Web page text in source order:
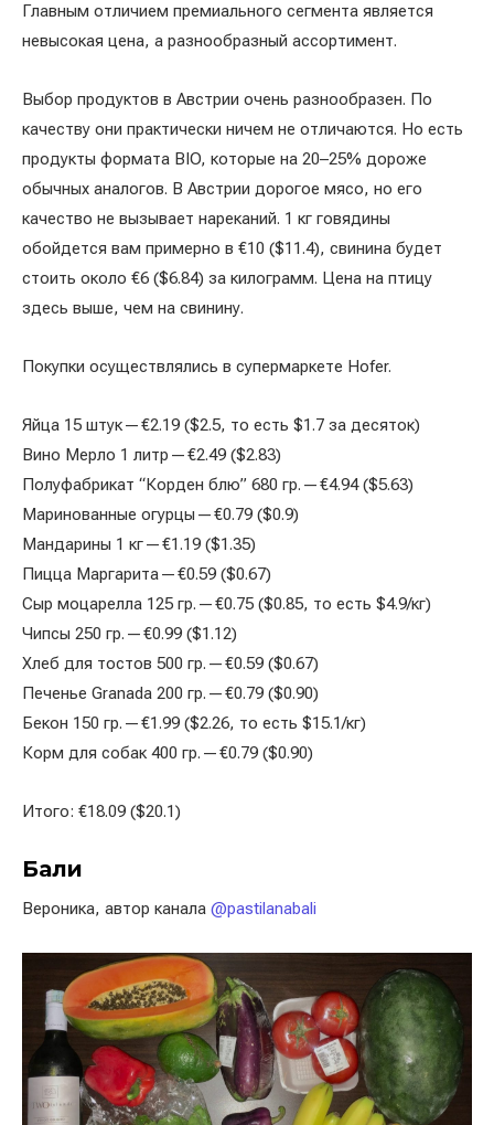
Главным отличием премиального сегмента является
невысокая цена, а разнообразный ассортимент.
Выбор продуктов в Австрии очень разнообразен. По
качеству они практически ничем не отличаются. Но есть
продукты формата BIO, которые на 20–25% дороже
обычных аналогов. В Австрии дорогое мясо, но его
качество не вызывает нареканий. 1 кг говядины
обойдется вам примерно в €10 ($11.4), свинина будет
стоить около €6 ($6.84) за килограмм. Цена на птицу
здесь выше, чем на свинину.
Покупки осуществлялись в супермаркете Hofer.
Яйца 15 штук — €2.19 ($2.5, то есть $1.7 за десяток)
Вино Мерло 1 литр — €2.49 ($2.83)
Полуфабрикат “Корден блю” 680 гр. — €4.94 ($5.63)
Маринованные огурцы — €0.79 ($0.9)
Мандарины 1 кг — €1.19 ($1.35)
Пицца Маргарита — €0.59 ($0.67)
Сыр моцарелла 125 гр. — €0.75 ($0.85, то есть $4.9/кг)
Чипсы 250 гр. — €0.99 ($1.12)
Хлеб для тостов 500 гр. — €0.59 ($0.67)
Печенье Granada 200 гр. — €0.79 ($0.90)
Бекон 150 гр. — €1.99 ($2.26, то есть $15.1/кг)
Корм для собак 400 гр. — €0.79 ($0.90)
Итого: €18.09 ($20.1)
Бали
Вероника, автор канала @pastilanabali